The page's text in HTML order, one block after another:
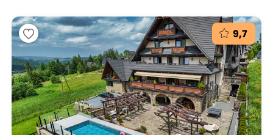
9,7